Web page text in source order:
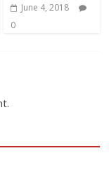
June 4, 2018
0